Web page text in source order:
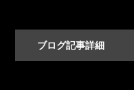
ブログ記事詳細